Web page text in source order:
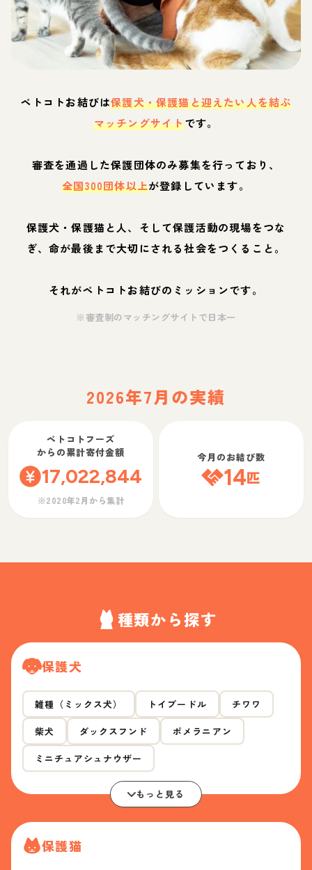
ペトコトお結びは保護犬・保護猫と迎えたい人を結ぶ
マッチングサイトです。
審査を通過した保護団体のみ募集を行っており、
全国300団体以上が登録しています。
保護犬・保護猫と人、そして保護活動の現場をつな
ぎ、命が最後まで大切にされる社会をつくること。
それがペトコトお結びのミッションです。
※審査制のマッチングサイトで日本一
2026年7月の実績
ペトコトフーズ
からの累計寄付金額
17,022,844
※2020年2月から集計
今月のお結び数
14匹
種類から探す
保護犬
雑種（ミックス犬） トイプードル チワワ
柴犬 ダックスフンド ポメラニアン
ミニチュアシュナウザー
もっと見る
保護猫